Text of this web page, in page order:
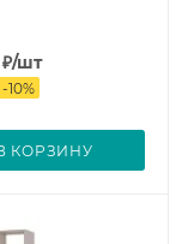
₽/шт
-10%
КОРЗИНУ